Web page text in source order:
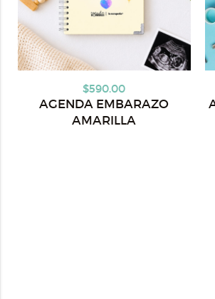
$590.00
AGENDA EMBARAZO
AMARILLA